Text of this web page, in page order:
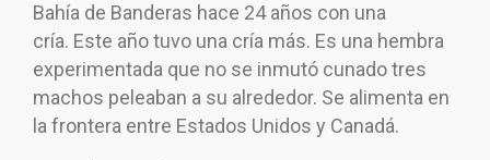
Bahía de Banderas hace 24 años con una
cría. Este año tuvo una cría más. Es una hembra
experimentada que no se inmutó cunado tres
machos peleaban a su alrededor. Se alimenta en
la frontera entre Estados Unidos y Canadá.